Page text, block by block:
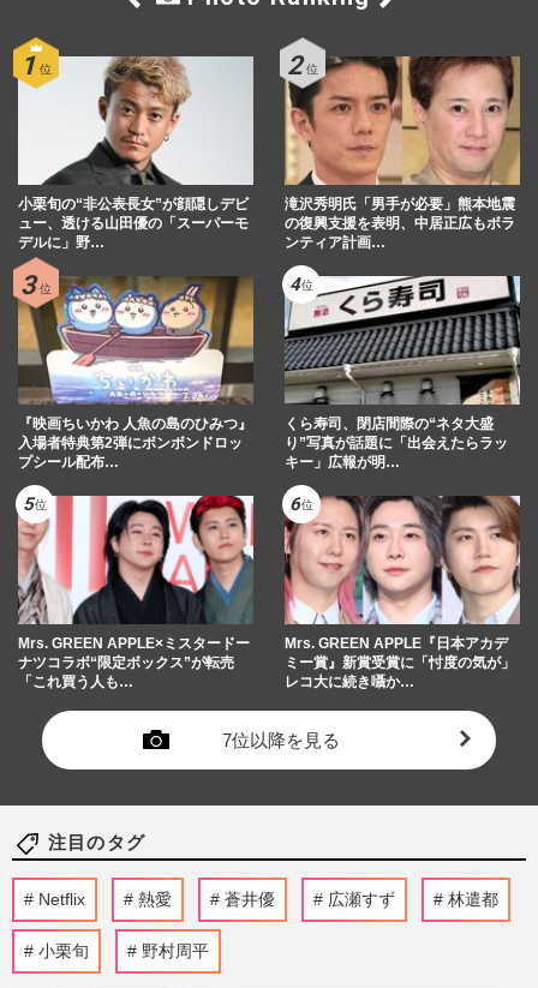
小栗旬の“非公表長女”が顔隠しデビ
ュー、透ける山田優の「スーパーモ
デルに」野…
滝沢秀明氏「男手が必要」熊本地震
の復興支援を表明、中居正広もボラ
ンティア計画…
『映画ちいかわ 人魚の島のひみつ』
入場者特典第2弾にボンボンドロッ
プシール配布…
くら寿司、閉店間際の“ネタ大盛
り”写真が話題に「出会えたらラッ
キー」広報が明…
Mrs. GREEN APPLE×ミスタードー
ナツコラボ“限定ボックス”が転売
「これ買う人も…
Mrs. GREEN APPLE『日本アカデ
ミー賞』新賞受賞に「忖度の気が」
レコ大に続き囁か…
7位以降を見る
注目のタグ
Netflix 熱愛 蒼井優 広瀬すず 林遣都
小栗旬 野村周平